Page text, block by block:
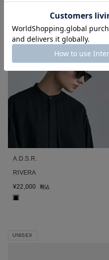
A.D.S.R.
RIVERA
¥22,000 税込
■
UNISEX